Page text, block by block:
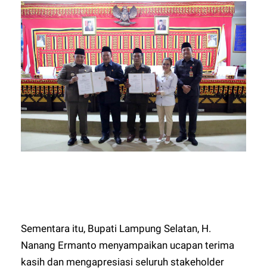
Sementara itu, Bupati Lampung Selatan, H.
Nanang Ermanto menyampaikan ucapan terima
kasih dan mengapresiasi seluruh stakeholder